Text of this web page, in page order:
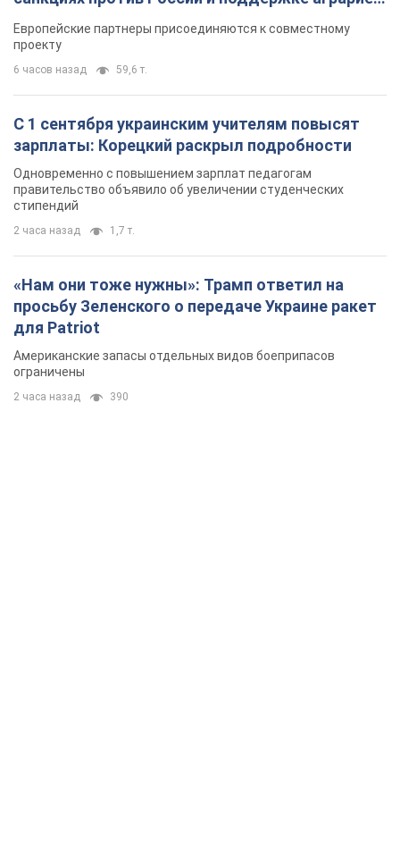
Видео
Европейские партнеры присоединяются к совместному
проекту
6 часов назад 59,6 т.
С 1 сентября украинским учителям повысят
зарплаты: Корецкий раскрыл подробности
Одновременно с повышением зарплат педагогам
правительство объявило об увеличении студенческих
стипендий
2 часа назад 1,7 т.
«Нам они тоже нужны»: Трамп ответил на
просьбу Зеленского о передаче Украине ракет
для Patriot
Американские запасы отдельных видов боеприпасов
ограничены
2 часа назад 390